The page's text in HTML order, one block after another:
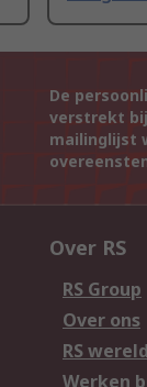
De
verstrekt
mailinglijst
Over RS
RS Group
Over ons
RS
Werken